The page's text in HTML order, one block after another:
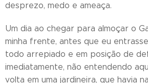
desprezo, medo e ameaça.
Um dia ao chegar para almoçar o
minha frente, antes que eu
todo arrepiado e em posição de
imediatamente, não entendendo
volta em uma jardineira, que havia